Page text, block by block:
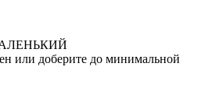
или доберите до минимальной